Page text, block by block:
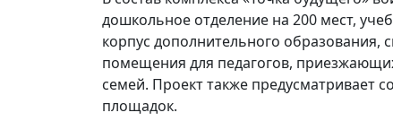
дошкольное отделение на 200 мест,
корпус дополнительного
помещения для педагогов,
семей. Проект также предусматривает
площадок.